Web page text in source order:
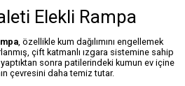
Elekli Rampa
, özellikle kum dağılımını engellemek
çift katmanlı ızgara sistemine sahip
sonra patilerindeki kumun ev içine
çevresini daha temiz tutar.